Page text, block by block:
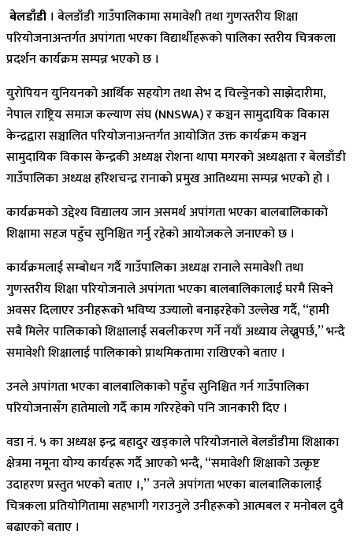
बेलडाँडी । बेलडाँडी गाउँपालिकामा समावेशी तथा गुणस्तरीय शिक्षा
परियोजनाअन्तर्गत अपांगता भएका विद्यार्थीहरूको पालिका स्तरीय चित्रकला
प्रदर्शन कार्यक्रम सम्पन्न भएको छ ।
युरोपियन युनियनको आर्थिक सहयोग तथा सेभ द चिल्ड्रेनको साझेदारीमा,
नेपाल राष्ट्रिय समाज कल्याण संघ (NNSWA) र कञ्चन सामुदायिक विकास
केन्द्रद्वारा सञ्चालित परियोजनाअन्तर्गत आयोजित उक्त कार्यक्रम कञ्चन
सामुदायिक विकास केन्द्रकी अध्यक्ष रोशना थापा मगरको अध्यक्षता र बेलडाँडी
गाउँपालिका अध्यक्ष हरिशचन्द्र रानाको प्रमुख आतिथ्यमा सम्पन्न भएको हो ।
कार्यक्रमको उद्देश्य विद्यालय जान असमर्थ अपांगता भएका बालबालिकाको
शिक्षामा सहज पहुँच सुनिश्चित गर्नु रहेको आयोजकले जनाएको छ ।
कार्यक्रमलाई सम्बोधन गर्दै गाउँपालिका अध्यक्ष रानाले समावेशी तथा
गुणस्तरीय शिक्षा परियोजनाले अपांगता भएका बालबालिकालाई घरमै सिक्ने
अवसर दिलाएर उनीहरूको भविष्य उज्यालो बनाइरहेको उल्लेख गर्दै, “हामी
सबै मिलेर पालिकाको शिक्षालाई सबलीकरण गर्ने नयाँ अध्याय लेख्नुपर्छ,” भन्दै
समावेशी शिक्षालाई पालिकाको प्राथमिकतामा राखिएको बताए ।
उनले अपांगता भएका बालबालिकाको पहुँच सुनिश्चित गर्न गाउँपालिका
परियोजनासँग हातेमालो गर्दै काम गरिरहेको पनि जानकारी दिए ।
वडा नं. ५ का अध्यक्ष इन्द्र बहादुर खड्काले परियोजनाले बेलडाँडीमा शिक्षाका
क्षेत्रमा नमूना योग्य कार्यहरू गर्दै आएको भन्दै, “समावेशी शिक्षाको उत्कृष्ट
उदाहरण प्रस्तुत भएको बताए ।,” उनले अपांगता भएका बालबालिकालाई
चित्रकला प्रतियोगितामा सहभागी गराउनुले उनीहरूको आत्मबल र मनोबल दुवै
बढाएको बताए ।